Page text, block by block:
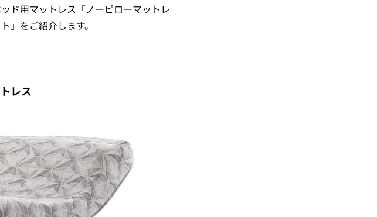
ド用マットレス「ノーピローマットレ
」をご紹介します。
レス